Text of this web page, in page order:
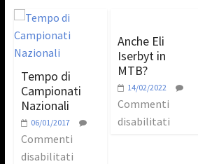
Tempo di
Campionati
Nazionali
06/01/2017
Commenti
disabilitati
Anche Eli
Iserbyt in
MTB?
14/02/2022
Commenti
disabilitati